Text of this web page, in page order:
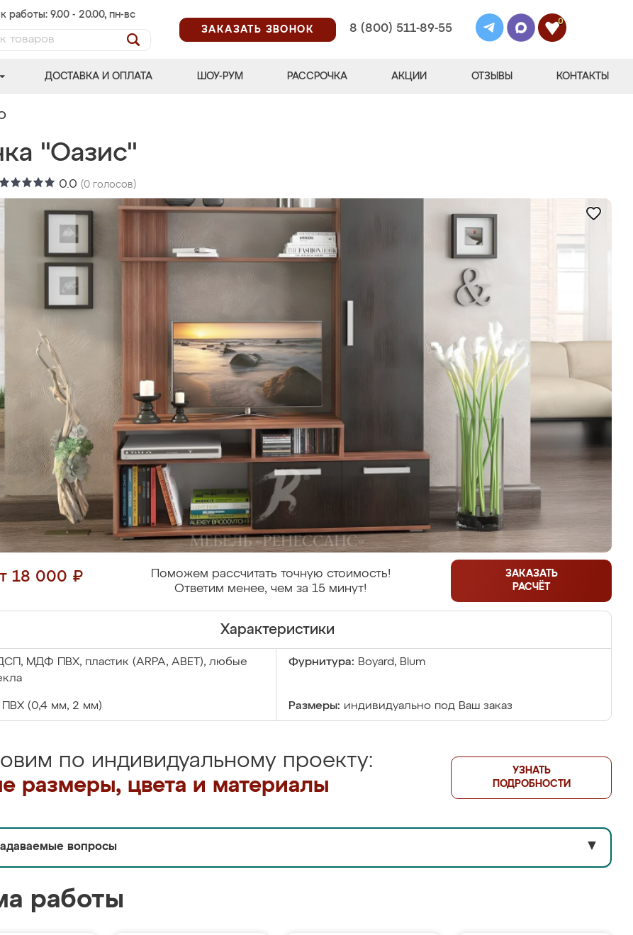
работы: 9.00 - 20.00, пн-вс
ЗАКАЗАТЬ ЗВОНОК
8 (800) 511-89-55
0
ДОСТАВКА И ОПЛАТА ШОУ-РУМ РАССРОЧКА АКЦИИ ОТЗЫВЫ КОНТАКТЫ
"Оазис"
0.0 (0 голосов)
18 000 ₽
Поможем рассчитать точную стоимость!
Ответим менее, чем за 15 минут!
ЗАКАЗАТЬ
РАСЧЁТ
Характеристики
МДФ ПВХ, пластик (ARPA, ABET), любые
Фурнитура: Boyard, Blum
ПВХ (0,4 мм, 2 мм) Размеры: индивидуально под Ваш заказ
по индивидуальному проекту:
размеры, цвета и материалы
УЗНАТЬ
ПОДРОБНОСТИ
вопросы ▼
работы